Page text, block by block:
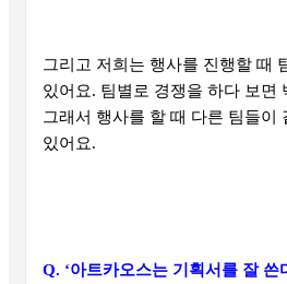
그리고 저희는 행사를 진행할 때
있어요. 팀별로 경쟁을 하다 보면
그래서 행사를 할 때 다른 팀들이
있어요.
Q. ‘아트카오스는 기획서를 잘 쓴